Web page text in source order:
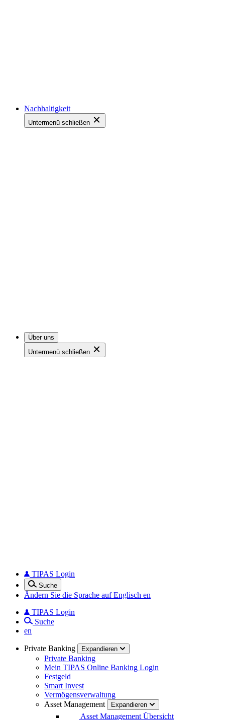
Nachhaltigkeit
Untermenü schließen
Über uns
Untermenü schließen
TIPAS Login
Suche
Ändern Sie die Sprache auf Englisch en
TIPAS Login
Suche
en
Private Banking Expandieren
Private Banking
Mein TIPAS Online Banking Login
Festgeld
Smart Invest
Vermögensverwaltung
Asset Management
Expandieren
Asset Management Übersicht